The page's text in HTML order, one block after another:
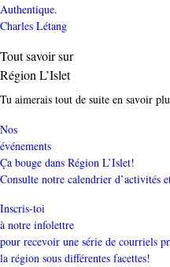
Authentique.
Charles Létang
Tout savoir sur
Région L’Islet
Tu aimerais tout de suite en savoir
Nos
événements
Ça bouge dans Région L’Islet!
Consulte notre calendrier d’activités
Inscris-toi
à notre infolettre
pour recevoir une série de courriels
la région sous différentes facettes!